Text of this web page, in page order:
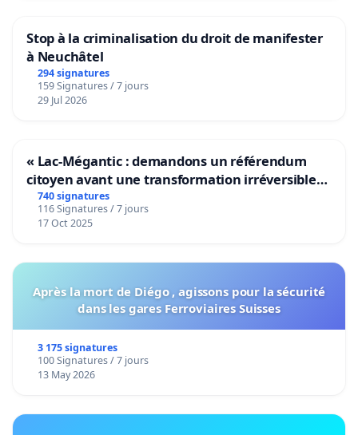
Stop à la criminalisation du droit de manifester
à Neuchâtel
294 signatures
159 Signatures / 7 jours
29 Jul 2026
« Lac-Mégantic : demandons un référendum
citoyen avant une transformation irréversible
de notre territoire »
740 signatures
116 Signatures / 7 jours
17 Oct 2025
Après la mort de Diégo , agissons pour la sécurité
dans les gares Ferroviaires Suisses
3 175 signatures
100 Signatures / 7 jours
13 May 2026